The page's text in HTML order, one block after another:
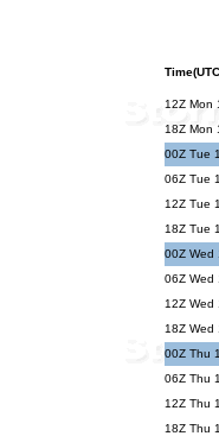
12Z Mon
18Z Mon
00Z Tue
06Z Tue
12Z Tue
18Z Tue
00Z Wed
06Z Wed
12Z Wed
18Z Wed
00Z Thu
06Z Thu
12Z Thu
18Z Thu